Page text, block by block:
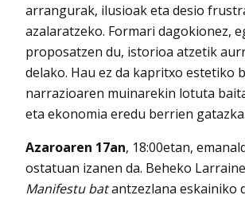
arrangurak, ilusioak eta desio
azalaratzeko. Formari dagokionez,
proposatzen du, istorioa atzetik
delako. Hau ez da kapritxo estetiko
narrazioaren muinarekin lotuta
eta ekonomia eredu berrien gatazka.
Azaroaren 17an, 18:00etan,
ostatuan izanen da. Beheko
Manifestu batantzezlana eskainiko